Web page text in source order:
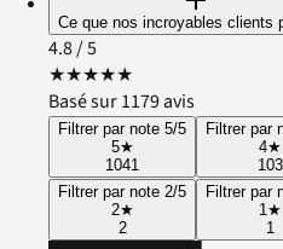
Ce que nos incroyables clients
4.8/ 5
★★★★★
Basé sur 1179 avis
Filtrer par note 5/5
5★
1041
Filtrer par
4★
103
Filtrer par note 2/5
2★
2
Filtrer par
1★
1